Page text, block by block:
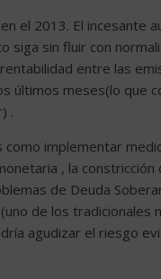
el 2013. El incesante
siga sin fluir con
entre las
últimos meses(lo que
.
implementar
, la
de Deuda
de los tradicionales
agudizar el riesgo